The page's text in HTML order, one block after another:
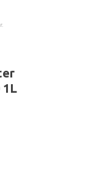
1L